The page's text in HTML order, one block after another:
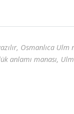
Osmanlıca
anlamı manası,